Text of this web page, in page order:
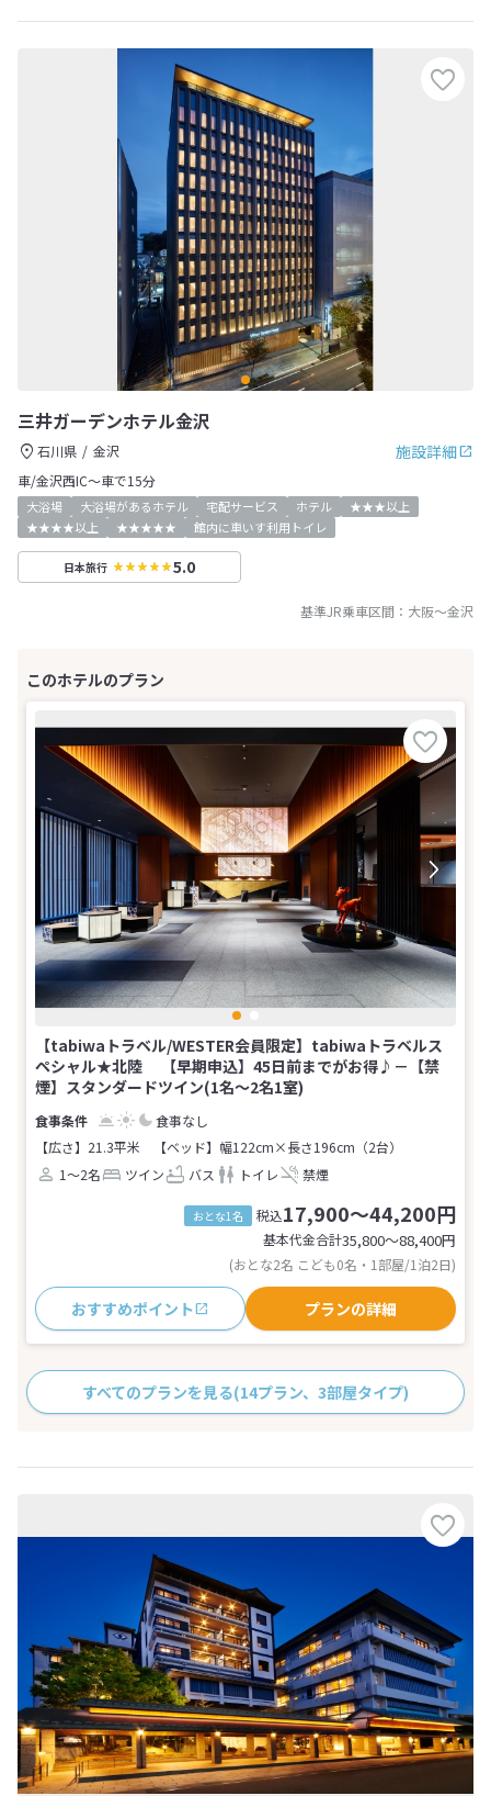
三井ガーデンホテル金沢
施設詳細
石川県
金沢
車/金沢西IC～車で15分
大浴場 大浴場があるホテル 宅配サービス ホテル
★★★以上
★★★★以上
★★★★★ 館内に車いす利用トイレ
日本旅行 5.0
基準JR乗車区間： 大阪～金沢
【tabiwaトラベル/WESTER会員限定】tabiwaトラベルス
ペシャル★北陸 【早期申込】45日前までがお得♪－【禁
煙】スタンダードツイン(1名～2名1室)
食事なし
【広さ】21.3平米
【ベッド】幅122cm×長さ196cm（2台）
1～2名
ツイン バス トイレ 禁煙
おとな1名 税込17,900～44,200円
基本代金合計35,800〜88,400円
(おとな2名 こども0名・1部屋/1泊2日)
おすすめポイント プランの詳細
すべてのプランを見る(14プラン、3部屋タイプ)